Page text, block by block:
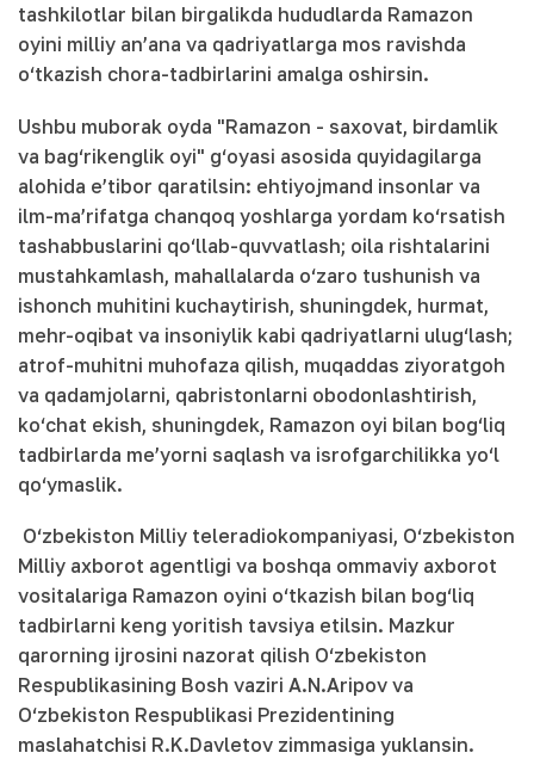
tashkilotlar bilan birgalikda hududlarda Ramazon
oyini milliy an’ana va qadriyatlarga mos ravishda
o‘tkazish chora-tadbirlarini amalga oshirsin.
Ushbu muborak oyda "Ramazon - saxovat, birdamlik
va bag‘rikenglik oyi" g‘oyasi asosida quyidagilarga
alohida e’tibor qaratilsin: ehtiyojmand insonlar va
ilm-ma’rifatga chanqoq yoshlarga yordam ko‘rsatish
tashabbuslarini qo‘llab-quvvatlash; oila rishtalarini
mustahkamlash, mahallalarda o‘zaro tushunish va
ishonch muhitini kuchaytirish, shuningdek, hurmat,
mehr-oqibat va insoniylik kabi qadriyatlarni ulug‘lash;
atrof-muhitni muhofaza qilish, muqaddas ziyoratgoh
va qadamjolarni, qabristonlarni obodonlashtirish,
ko‘chat ekish, shuningdek, Ramazon oyi bilan bog‘liq
tadbirlarda me’yorni saqlash va isrofgarchilikka yo‘l
qo‘ymaslik.
O‘zbekiston Milliy teleradiokompaniyasi, O‘zbekiston
Milliy axborot agentligi va boshqa ommaviy axborot
vositalariga Ramazon oyini o‘tkazish bilan bog‘liq
tadbirlarni keng yoritish tavsiya etilsin. Mazkur
qarorning ijrosini nazorat qilish O‘zbekiston
Respublikasining Bosh vaziri A.N.Aripov va
O‘zbekiston Respublikasi Prezidentining
maslahatchisi R.K.Davletov zimmasiga yuklansin.